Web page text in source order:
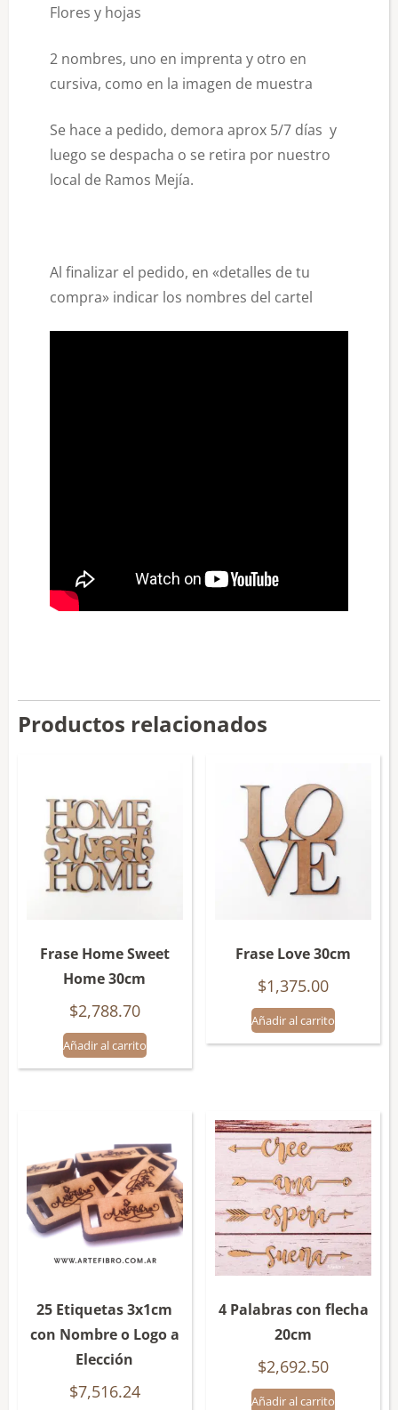
Flores y hojas
2 nombres, uno en imprenta y otro en
cursiva, como en la imagen de muestra
Se hace a pedido, demora aprox 5/7 días y
luego se despacha o se retira por nuestro
local de Ramos Mejía.
Al finalizar el pedido, en «detalles de tu
compra» indicar los nombres del cartel
Productos relacionados
Frase Home Sweet
Home 30cm
$2,788.70
Añadir al carrito
Frase Love 30cm
$1,375.00
Añadir al carrito
25 Etiquetas 3x1cm
con Nombre o Logo a
Elección
$7,516.24
4 Palabras con flecha
20cm
$2,692.50
Añadir al carrito